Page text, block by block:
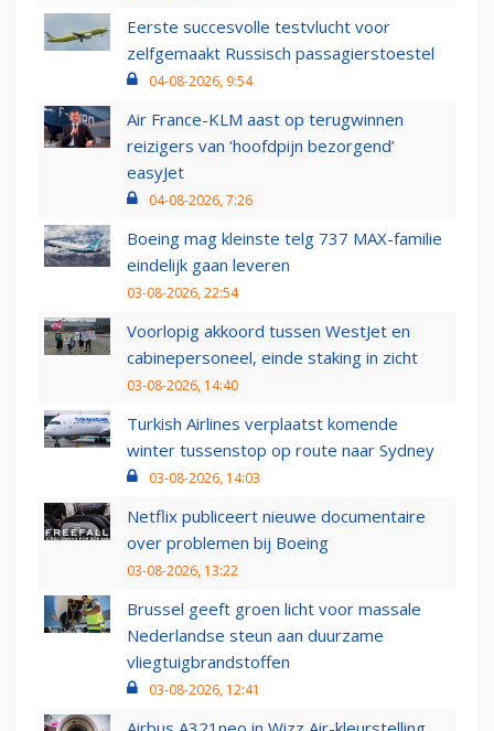
Eerste succesvolle testvlucht voor
zelfgemaakt Russisch passagierstoestel
04-08-2026, 9:54
Air France-KLM aast op terugwinnen
reizigers van ‘hoofdpijn bezorgend’
easyJet
04-08-2026, 7:26
Boeing mag kleinste telg 737 MAX-familie
eindelijk gaan leveren
03-08-2026, 22:54
Voorlopig akkoord tussen WestJet en
cabinepersoneel, einde staking in zicht
03-08-2026, 14:40
Turkish Airlines verplaatst komende
winter tussenstop op route naar Sydney
03-08-2026, 14:03
Netflix publiceert nieuwe documentaire
over problemen bij Boeing
03-08-2026, 13:22
Brussel geeft groen licht voor massale
Nederlandse steun aan duurzame
vliegtuigbrandstoffen
03-08-2026, 12:41